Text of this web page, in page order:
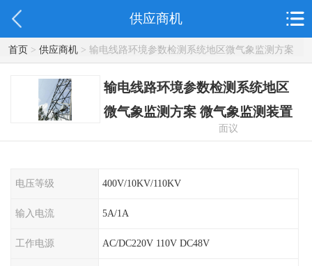
供应商机
首页> 供应商机> 输电线路环境参数检测系统地区微气象监测方案
微气象监测装置
输电线路环境参数检测系统地区
微气象监测方案 微气象监测装置
面议
电压等级 400V/10KV/110KV
输入电流 5A/1A
工作电源 AC/DC220V 110V DC48V